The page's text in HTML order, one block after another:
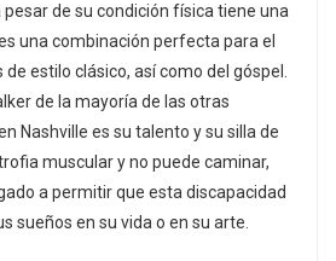
de su condición física tiene una
una combinación perfecta para el
estilo clásico, así como del góspel.
de la mayoría de las otras
Nashville es su talento y su silla de
muscular y no puede caminar,
a permitir que esta discapacidad
sueños en su vida o en su arte.